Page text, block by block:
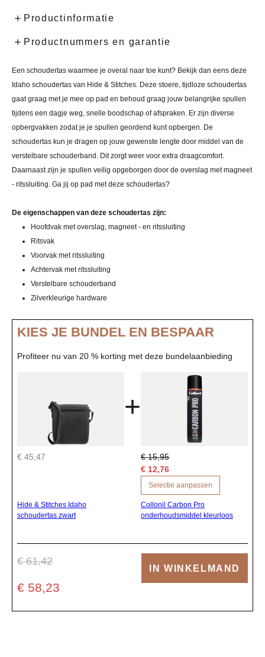
Productinformatie
Productnummers en garantie
Een schoudertas waarmee je overal naar toe kunt? Bekijk dan eens deze
Idaho schoudertas van Hide & Stitches. Deze stoere, tijdloze schoudertas
gaat graag met je mee op pad en behoud graag jouw belangrijke spullen
tijdens een dagje weg, snelle boodschap of afspraken. Er zijn diverse
opbergvakken zodat je je spullen geordend kunt opbergen. De
schoudertas kun je dragen op jouw gewenste lengte door middel van de
verstelbare schouderband. Dit zorgt weer voor extra draagcomfort.
Daarnaast zijn je spullen veilig opgeborgen door de overslag met magneet
- ritssluiting. Ga jij op pad met deze schoudertas?
De eigenschappen van deze schoudertas zijn:
Hoofdvak met overslag, magneet - en ritssluiting
Ritsvak
Voorvak met ritssluiting
Achtervak met ritssluiting
Verstelbare schouderband
Zilverkleurige hardware
KIES JE BUNDEL EN BESPAAR
Profiteer nu van 20 % korting met deze bundelaanbieding
€ 45,47
Hide & Stitches Idaho
schoudertas zwart
+
€ 15,95
€ 12,76
Selectie aanpassen
Collonil Carbon Pro
onderhoudsmiddel kleurloos
€ 61,42
€ 58,23
IN WINKELMAND